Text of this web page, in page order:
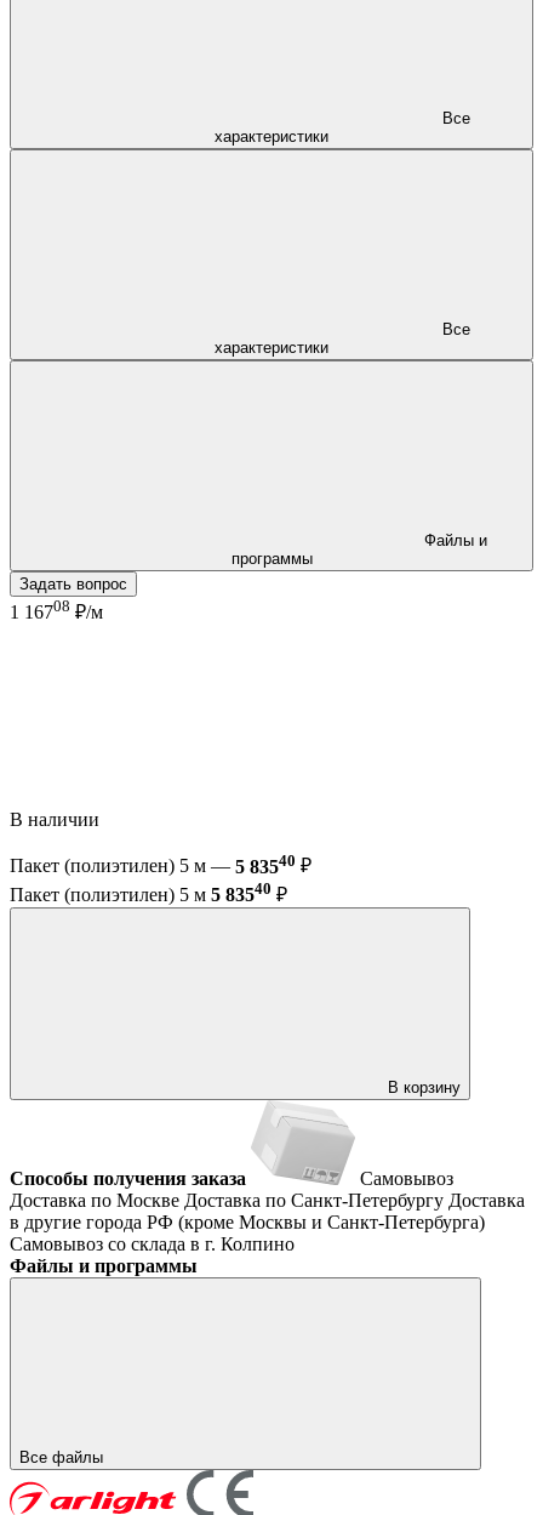
характеристики
характеристики
программы
Задать вопрос
1 16708 ₽/м
В наличии
Пакет (полиэтилен) 5 м — 5 83540 ₽
Пакет (полиэтилен) 5 м 5 83540 ₽
В корзину
Способы получения заказа
Самовывоз
Доставка по Москве Доставка по Санкт-Петербургу Доставка
в другие города РФ (кроме Москвы и Санкт-Петербурга)
Самовывоз со склада в г. Колпино
Файлы и программы
Все файлы